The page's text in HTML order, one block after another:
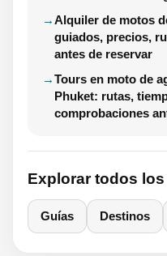
Alquiler de motos
guiados, precios,
antes de reservar
Tours en moto de
Phuket: rutas,
comprobaciones
Explorar todos los
Guías Destinos